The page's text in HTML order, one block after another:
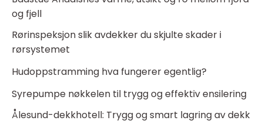
og fjell
Rørinspeksjon slik avdekker du skjulte skader i
rørsystemet
Hudoppstramming hva fungerer egentlig?
Syrepumpe nøkkelen til trygg og effektiv ensilering
Ålesund-dekkhotell: Trygg og smart lagring av dekk